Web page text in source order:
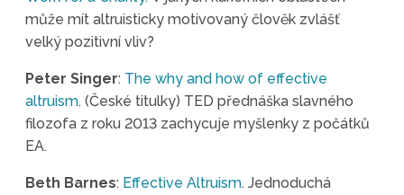
může mít altruisticky motivovaný člověk zvlášť
velký pozitivní vliv?
Peter Singer: The why and how of effective
altruism. (České titulky) TED přednáška slavného
filozofa z roku 2013 zachycuje myšlenky z počátků
EA.
Beth Barnes: Effective Altruism. Jednoduchá